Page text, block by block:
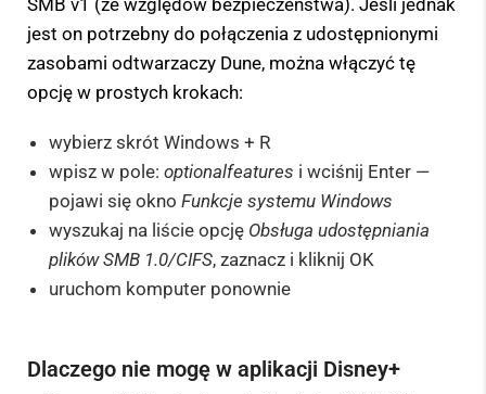
jest on potrzebny do połączenia z udostępnionymi
zasobami odtwarzaczy Dune, można włączyć tę
opcję w prostych krokach:
wybierz skrót Windows + R
wpisz w pole: optionalfeatures i wciśnij Enter —
pojawi się okno Funkcje systemu Windows
wyszukaj na liście opcję Obsługa udostępniania
plików SMB 1.0/CIFS, zaznacz i kliknij OK
uruchom komputer ponownie
Dlaczego nie mogę w aplikacji Disney+